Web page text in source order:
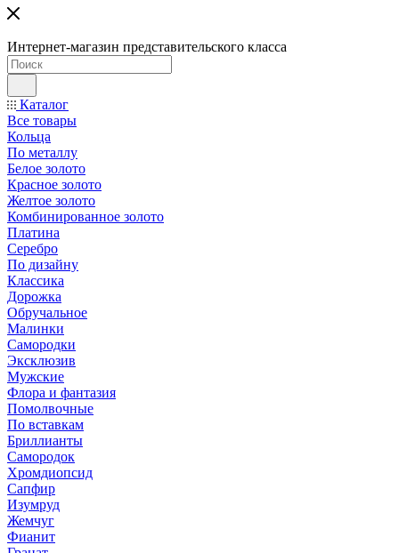
Интернет-магазин представительского класса
Каталог
Все товары
Кольца
По металлу
Белое золото
Красное золото
Желтое золото
Комбинированное золото
Платина
Серебро
По дизайну
Классика
Дорожка
Обручальное
Малинки
Самородки
Эксклюзив
Мужские
Флора и фантазия
Помолвочные
По вставкам
Бриллианты
Самородок
Хромдиопсид
Сапфир
Изумруд
Жемчуг
Фианит